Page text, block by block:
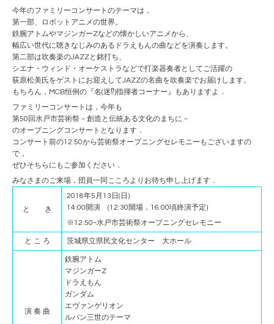
今年のファミリーコンサートのテーマは，
第一部、ロボットアニメの世界。
鉄腕アトムやマジンガーZなどの懐かしいアニメから、
幅広い世代に聴きなじみのあるドラえもんの曲などを演奏します。
第二部は吹奏楽のJAZZと銘打ち、
シエナ・ウィンド・オーケストラなどで打楽器奏者としてご活躍の
荻原松美氏をゲストにお迎えしてJAZZの名曲を吹奏楽でお届けします。
もちろん，MCB恒例の『名(迷⁉)指揮者コーナー』もありますよ．
ファミリーコンサートは，今年も
第50回水戸市芸術祭－創造と伝統ある文化のまちに－
のオープニングコンサートとなります．
コンサート前の12:50から芸術祭オープニングセレモニーもございますの
で，
ぜひそちらにもご参加ください．
みなさまのご来場，団員一同こころよりお待ち申し上げます．
と き
2018年5月13日(日)
14:00開演 (12:30開場，16:00頃終演予定)
※12:50~水戸市芸術祭オープニングセレモニー
と こ ろ 茨城県立県民文化センター 大ホール
演 奏 曲
鉄腕アトム
マジンガーZ
ドラえもん
ガンダム
エヴァンゲリオン
ルパン三世のテーマ